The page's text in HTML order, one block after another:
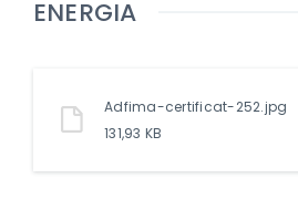
ENERGIA
Adfima-certificat-252.jpg
131,93 KB